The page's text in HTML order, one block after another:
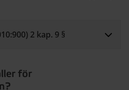
2 kap. 9 §
för